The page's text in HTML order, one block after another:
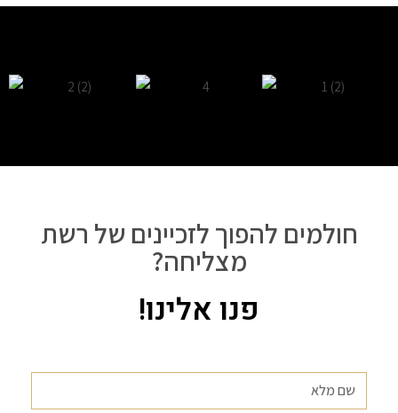
חולמים להפוך לזכיינים של רשת
מצליחה?
פנו אלינו!